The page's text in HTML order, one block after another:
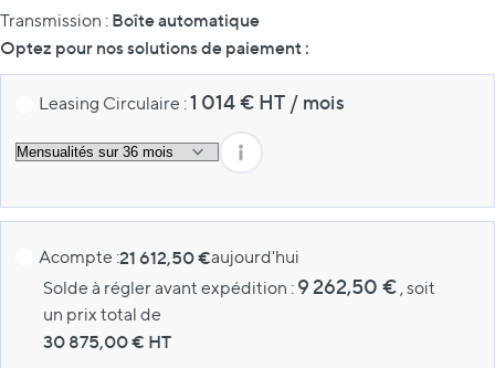
Transmission : Boîte automatique
Optez pour nos solutions de paiement :
Leasing Circulaire :1 014€ HT / mois
Acompte :21 612,50 €aujourd'hui
Solde à régler avant expédition : 9 262,50 € , soit
un prix total de
30 875,00€ HT